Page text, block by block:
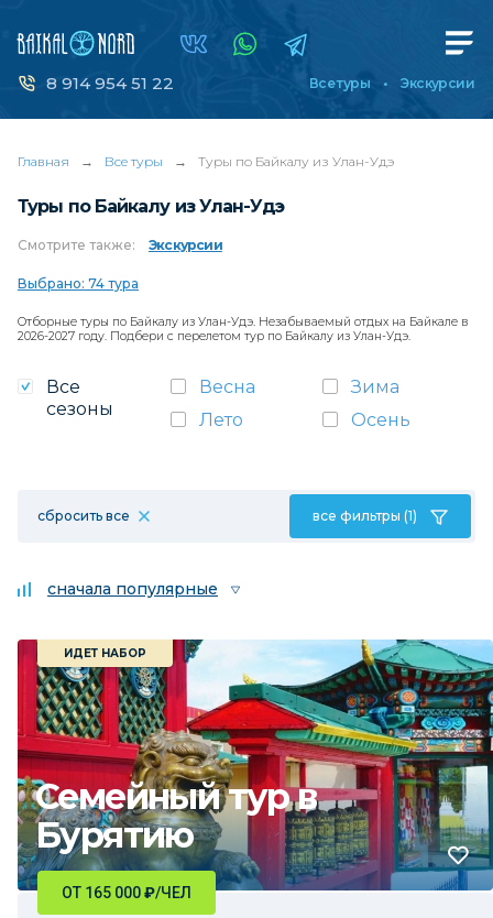
8 914 954 51 22 Все туры Экскурсии
Главная → Все туры → Туры по Байкалу из Улан-Удэ
Туры по Байкалу из Улан-Удэ
Смотрите также: Экскурсии
Выбрано: 74 тура
Отборные туры по Байкалу из Улан-Удэ. Незабываемый отдых на Байкале в
2026-2027 году. Подбери с перелетом тур по Байкалу из Улан-Удэ.
Все
сезоны
Весна
Зима
Лето
Осень
сбросить все все фильтры (1)
сначала популярные
Семейный тур в
Бурятию
ИДЕТ НАБОР
ОТ 165 000₽/ЧЕЛ